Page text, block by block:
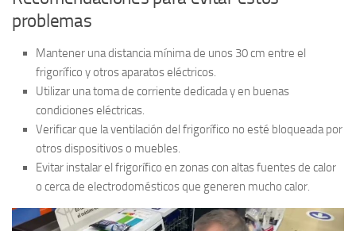
problemas
Mantener una distancia mínima de unos 30 cm entre el
frigorífico y otros aparatos eléctricos.
Utilizar una toma de corriente dedicada y en buenas
condiciones eléctricas.
Verificar que la ventilación del frigorífico no esté bloqueada por
otros dispositivos o muebles.
Evitar instalar el frigorífico en zonas con altas fuentes de calor
o cerca de electrodomésticos que generen mucho calor.